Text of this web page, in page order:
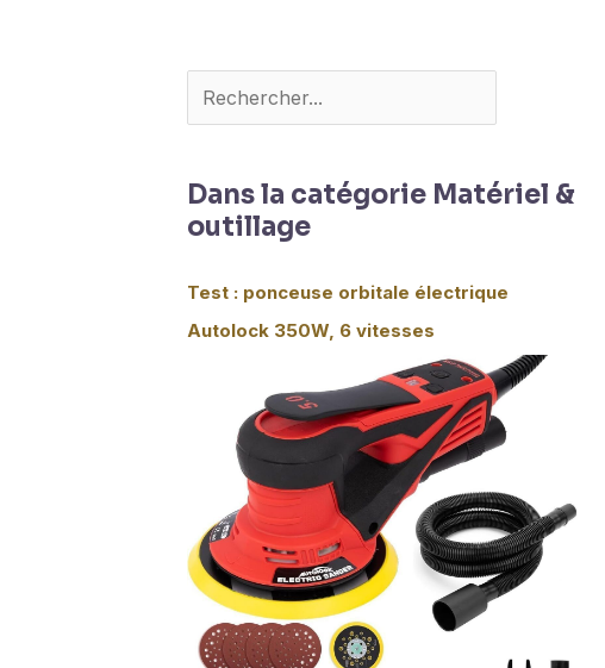
Dans la catégorie Matériel &
outillage
Test : ponceuse orbitale électrique
Autolock 350W, 6 vitesses